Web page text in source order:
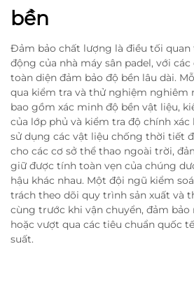
bền
Đảm bảo chất lượng là điều tối
động của nhà máy sân padel, với
toàn diện đảm bảo độ bền lâu dài.
qua kiểm tra và thử nghiệm nghiêm
bao gồm xác minh độ bền vật liệu,
của lớp phủ và kiểm tra độ chính
sử dụng các vật liệu chống thời tiết
cho các cơ sở thể thao ngoài trời,
giữ được tính toàn vẹn của chúng
hậu khác nhau. Một đội ngũ kiểm
trách theo dõi quy trình sản xuất và
cùng trước khi vận chuyển, đảm bảo
hoặc vượt qua các tiêu chuẩn quốc
suất.